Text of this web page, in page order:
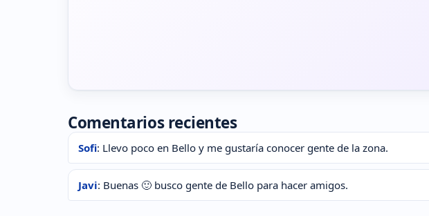
Comentarios recientes
Sofi: Llevo poco en Bello y me gustaría conocer gente de la zona.
Javi: Buenas 🙂 busco gente de Bello para hacer amigos.